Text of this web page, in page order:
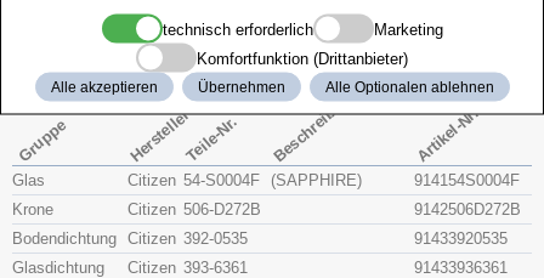
Citizen 4-L01757
Gruppe HerstellerTeile-Nr. Beschreibung Artikel-Nr.
Glas Citizen 54-S0004F (SAPPHIRE)
914154S0004F
Krone
Citizen 506-D272B
9142506D272B
Bodendichtung Citizen 392-0535
91433920535
Glasdichtung
Citizen 393-6361
91433936361
technisch erforderlich
Marketing
Komfortfunktion (Drittanbieter)
Alle akzeptieren Übernehmen Alle Optionalen ablehnen